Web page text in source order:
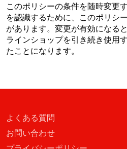
このポリシーの条件を随時変更
を認識するために、このポリシ
があります。変更が有効になる
ラインショップを引き続き使用
たことになります。
よくある質問
お問い合わせ